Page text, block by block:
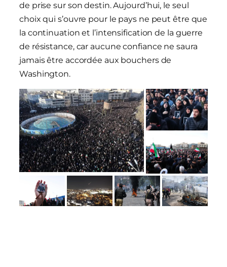
de prise sur son destin. Aujourd’hui, le seul
choix qui s’ouvre pour le pays ne peut être que
la continuation et l’intensification de la guerre
de résistance, car aucune confiance ne saura
jamais être accordée aux bouchers de
Washington.